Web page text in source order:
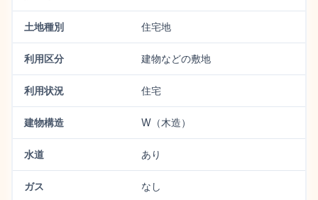
土地種別 住宅地
利用区分 建物などの敷地
利用状況 住宅
建物構造 W（木造）
水道 あり
ガス なし